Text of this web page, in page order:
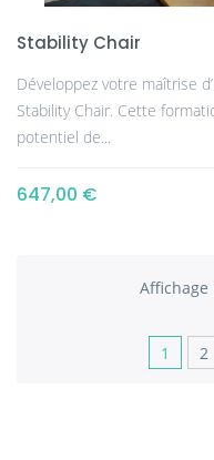
Stability Chair
Développez votre maîtrise
Stability Chair. Cette
potentiel de...
647,00 €
Affichage
1 2